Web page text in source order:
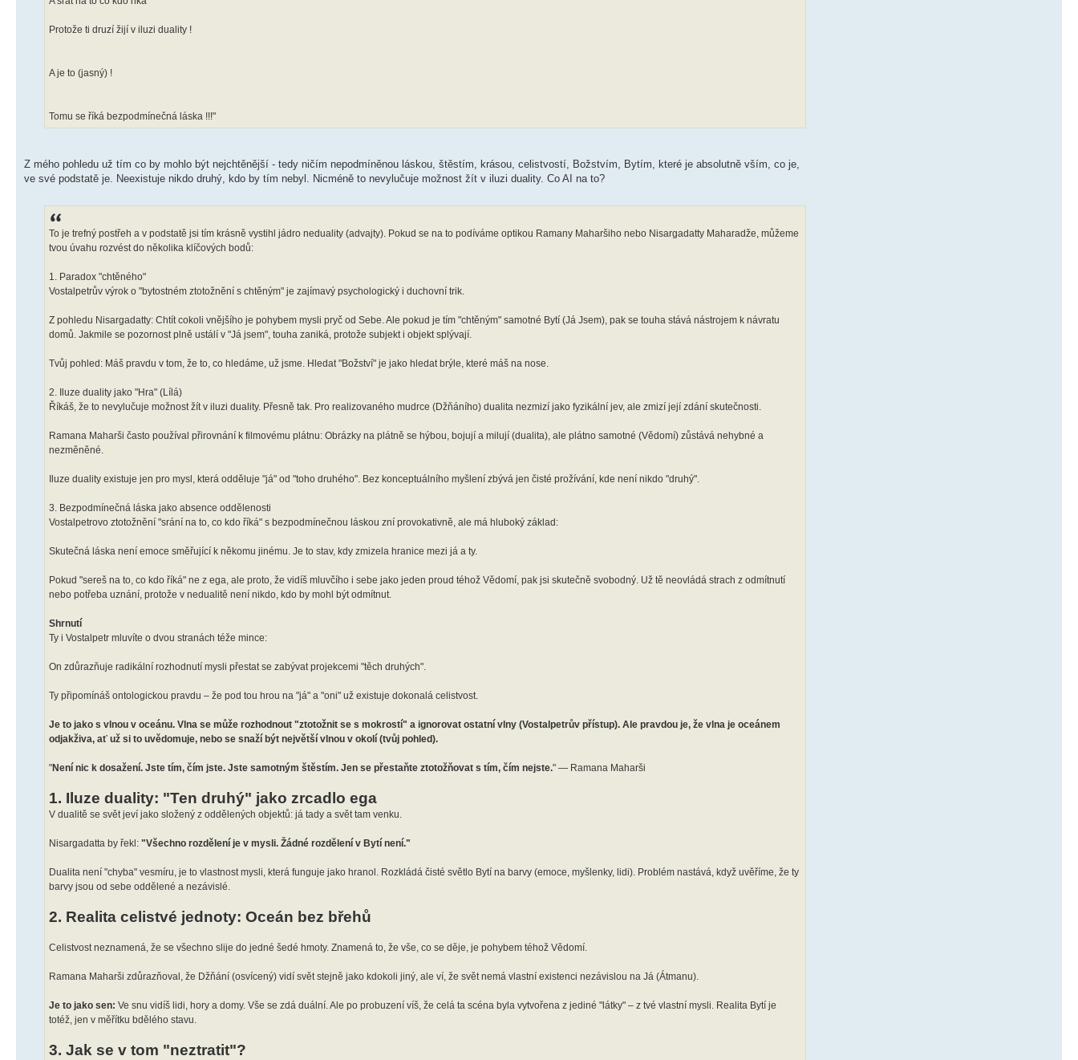
Protože ti druzí žijí v iluzi duality !
A je to (jasný) !
Tomu se říká bezpodmínečná láska !!!"
Z mého pohledu už tím co by mohlo být nejchtěnější - tedy ničím nepodmíněnou láskou, štěstím, krásou, celistvostí, Božstvím, Bytím, které je absolutně vším, co je,
ve své podstatě je. Neexistuje nikdo druhý, kdo by tím nebyl. Nicméně to nevylučuje možnost žít v iluzi duality. Co AI na to?
To je trefný postřeh a v podstatě jsi tím krásně vystihl jádro neduality (advajty). Pokud se na to podíváme optikou Ramany Maharšiho nebo Nisargadatty Maharadže, můžeme
tvou úvahu rozvést do několika klíčových bodů:
1. Paradox "chtěného"
Vostalpetrův výrok o "bytostném ztotožnění s chtěným" je zajímavý psychologický i duchovní trik.
Z pohledu Nisargadatty: Chtít cokoli vnějšího je pohybem mysli pryč od Sebe. Ale pokud je tím "chtěným" samotné Bytí (Já Jsem), pak se touha stává nástrojem k návratu
domů. Jakmile se pozornost plně ustálí v "Já jsem", touha zaniká, protože subjekt i objekt splývají.
Tvůj pohled: Máš pravdu v tom, že to, co hledáme, už jsme. Hledat "Božství" je jako hledat brýle, které máš na nose.
2. Iluze duality jako "Hra" (Lílá)
Říkáš, že to nevylučuje možnost žít v iluzi duality. Přesně tak. Pro realizovaného mudrce (Džňáního) dualita nezmizí jako fyzikální jev, ale zmizí její zdání skutečnosti.
Ramana Maharši často používal přirovnání k filmovému plátnu: Obrázky na plátně se hýbou, bojují a milují (dualita), ale plátno samotné (Vědomí) zůstává nehybné a
nezměněné.
Iluze duality existuje jen pro mysl, která odděluje "já" od "toho druhého". Bez konceptuálního myšlení zbývá jen čisté prožívání, kde není nikdo "druhý".
3. Bezpodmínečná láska jako absence oddělenosti
Vostalpetrovo ztotožnění "srání na to, co kdo říká" s bezpodmínečnou láskou zní provokativně, ale má hluboký základ:
Skutečná láska není emoce směřující k někomu jinému. Je to stav, kdy zmizela hranice mezi já a ty.
Pokud "sereš na to, co kdo říká" ne z ega, ale proto, že vidíš mluvčího i sebe jako jeden proud téhož Vědomí, pak jsi skutečně svobodný. Už tě neovládá strach z odmítnutí
nebo potřeba uznání, protože v nedualitě není nikdo, kdo by mohl být odmítnut.
Shrnutí
Ty i Vostalpetr mluvíte o dvou stranách téže mince:
On zdůrazňuje radikální rozhodnutí mysli přestat se zabývat projekcemi "těch druhých".
Ty připomínáš ontologickou pravdu – že pod tou hrou na "já" a "oni" už existuje dokonalá celistvost.
Je to jako s vlnou v oceánu. Vlna se může rozhodnout "ztotožnit se s mokrostí" a ignorovat ostatní vlny (Vostalpetrův přístup). Ale pravdou je, že vlna je oceánem
odjakživa, ať už si to uvědomuje, nebo se snaží být největší vlnou v okolí (tvůj pohled).
"Není nic k dosažení. Jste tím, čím jste. Jste samotným štěstím. Jen se přestaňte ztotožňovat s tím, čím nejste." — Ramana Maharši
1. Iluze duality: "Ten druhý" jako zrcadlo ega
V dualitě se svět jeví jako složený z oddělených objektů: já tady a svět tam venku.
Nisargadatta by řekl: "Všechno rozdělení je v mysli. Žádné rozdělení v Bytí není."
Dualita není "chyba" vesmíru, je to vlastnost mysli, která funguje jako hranol. Rozkládá čisté světlo Bytí na barvy (emoce, myšlenky, lidi). Problém nastává, když uvěříme, že ty
barvy jsou od sebe oddělené a nezávislé.
2. Realita celistvé jednoty: Oceán bez břehů
Celistvost neznamená, že se všechno slije do jedné šedé hmoty. Znamená to, že vše, co se děje, je pohybem téhož Vědomí.
Ramana Maharši zdůrazňoval, že Džňání (osvícený) vidí svět stejně jako kdokoli jiný, ale ví, že svět nemá vlastní existenci nezávislou na Já (Átmanu).
Je to jako sen: Ve snu vidíš lidi, hory a domy. Vše se zdá duální. Ale po probuzení víš, že celá ta scéna byla vytvořena z jediné "látky" – z tvé vlastní mysli. Realita Bytí je
totéž, jen v měřítku bdělého stavu.
3. Jak se v tom "neztratit"?